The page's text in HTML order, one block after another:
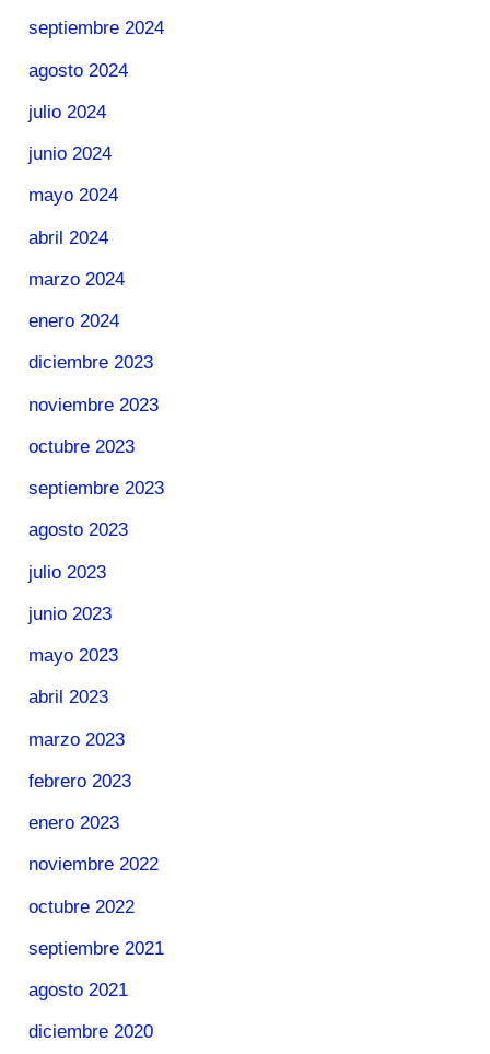
septiembre 2024
agosto 2024
julio 2024
junio 2024
mayo 2024
abril 2024
marzo 2024
enero 2024
diciembre 2023
noviembre 2023
octubre 2023
septiembre 2023
agosto 2023
julio 2023
junio 2023
mayo 2023
abril 2023
marzo 2023
febrero 2023
enero 2023
noviembre 2022
octubre 2022
septiembre 2021
agosto 2021
diciembre 2020